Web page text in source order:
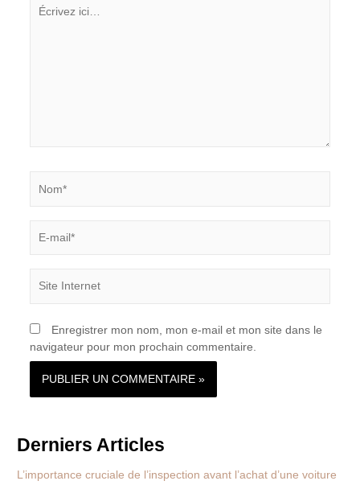
ici…
mail*
Internet
Enregistrer mon nom, mon e-mail et mon site dans le
navigateur pour mon prochain commentaire.
Derniers Articles
L’importance cruciale de l’inspection avant l’achat d’une voiture